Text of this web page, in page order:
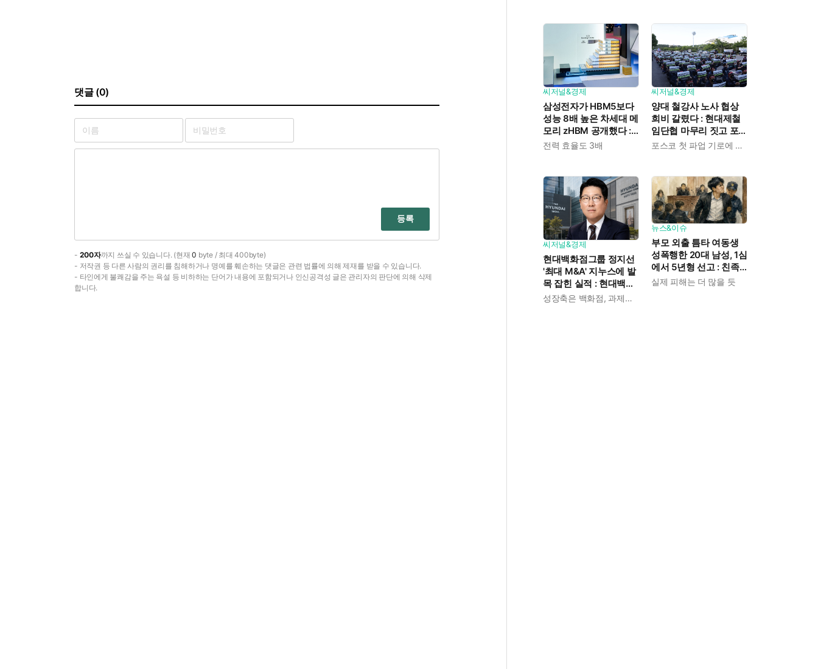
댓글 (0)
등록
- 200자까지 쓰실 수 있습니다. (현재0 byte / 최대 400byte)
- 저작권 등 다른 사람의 권리를 침해하거나 명예를 훼손하는 댓글은 관련 법률에 의해 제재를 받을 수 있습니다.
- 타인에게 불쾌감을 주는 욕설 등 비하하는 단어가 내용에 포함되거나 인신공격성 글은 관리자의 판단에 의해 삭제
합니다.
씨저널&경제
삼성전자가 HBM5보다
성능 8배 높은 차세대 메
모리 zHBM 공개했다 :
고객 맞춤형 설계 가능
전력 효율도 3배
씨저널&경제
양대 철강사 노사 협상
희비 갈렸다 : 현대제철
임단협 마무리 짓고 포
스코는 조정 연장
포스코 첫 파업 기로에 섰다
씨저널&경제
현대백화점그룹 정지선
'최대 M&A' 지누스에 발
목 잡힌 실적 : 현대백화
점 올해 2분기 영업이익
성장축은 백화점, 과제는 지누스
뉴스&이슈
부모 외출 틈타 여동생
성폭행한 20대 남성, 1심
에서 5년형 선고 : 친족
간 '암수범죄'의 심각성
실제 피해는 더 많을 듯